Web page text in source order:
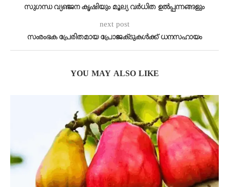
സുഗന്ധ വ്യഞ്ജന കൃഷിയും മൂല്യ വർധിത ഉൽപ്പന്നങ്ങളും
next post
സംരംഭക പ്രേരിതമായ പ്രോജക്ടുകള്‍ക്ക്‌ ധനസഹായം
YOU MAY ALSO LIKE